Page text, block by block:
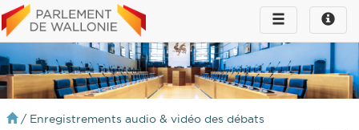
Toggle
infos
Toggle
navigation
/ Enregistrements audio & vidéo des débats